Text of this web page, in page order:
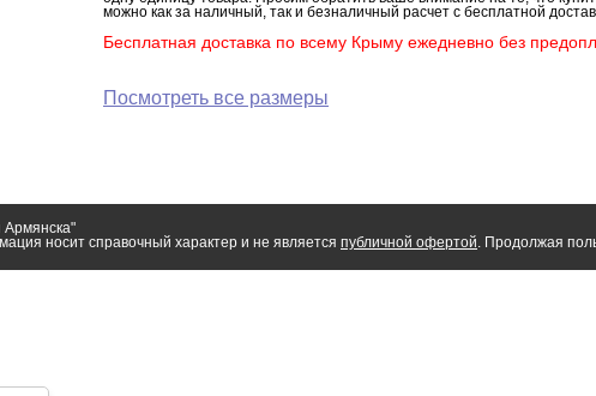
можно как за наличный, так и безналичный расчет с бесплатной
Бесплатная доставка по всему Крыму ежедневно без
Посмотреть все размеры
носит справочный характер и не является публичной офертой. Продолжая